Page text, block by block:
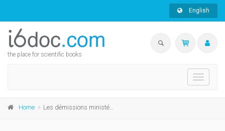
English
the place for scientific books
Toggle
Home Les démissions ministérielles dans les entités fédérées (1981-2017)